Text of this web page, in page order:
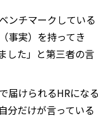
ンチマークしている
事実）を持ってき
した」と第三者の言
届けられるHRにな
分だけが言っている